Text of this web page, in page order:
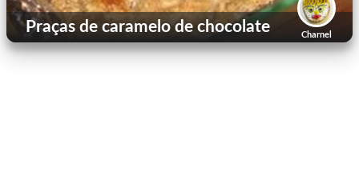
Charnel
Praças de caramelo de chocolate